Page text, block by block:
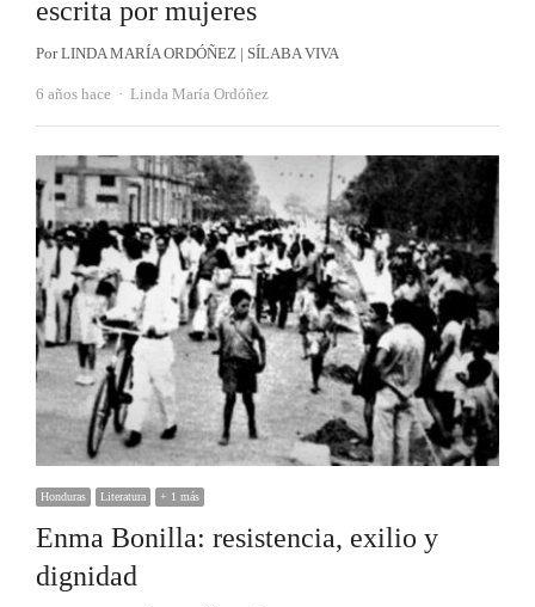
escrita por mujeres
Por LINDA MARÍA ORDÓÑEZ | SÍLABA VIVA
6 años hace Autor
Linda María Ordóñez
Honduras Literatura + 1 más
Enma Bonilla: resistencia, exilio y
dignidad